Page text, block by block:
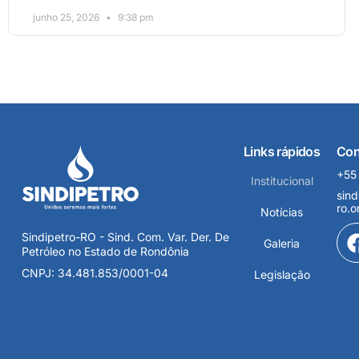
junho 25, 2026 9:38 pm
Sindipetro-RO - Sind. Com. Var. Der. De
Petróleo no Estado de Rondônia
CNPJ: 34.481.853/0001-04
Links rápidos
Institucional
Notícias
Galeria
Legislação